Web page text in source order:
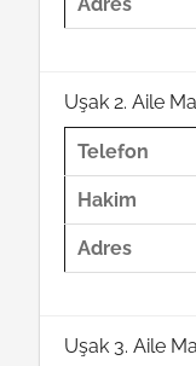
Uşak 2. Aile
Telefon
Hakim
Adres
Uşak 3. Aile